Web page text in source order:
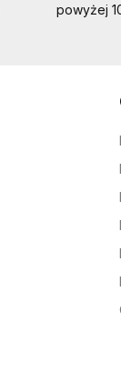
powyżej